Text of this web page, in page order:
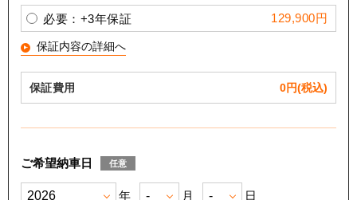
必要：+3年保証 129,900円
保証内容の詳細へ
保証費用 0円(税込)
ご希望納車日 任意
年 月 日